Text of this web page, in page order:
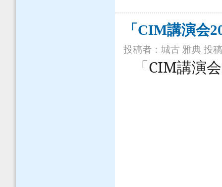
「CIM講演会
投稿者： 城古 雅典 投
「 CIM講演会